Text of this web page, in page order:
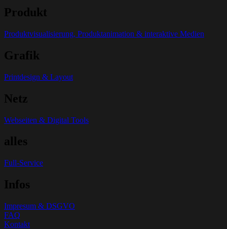
Produkt
Produktvisualisierung, Produktanimation & interaktive Medien
Grafik
Printdesign & Layout
Netz
Webseiten & Digital Tools
alles
Full-Service
Infos
Impresum & DSGVO
FAQ
Kontakt